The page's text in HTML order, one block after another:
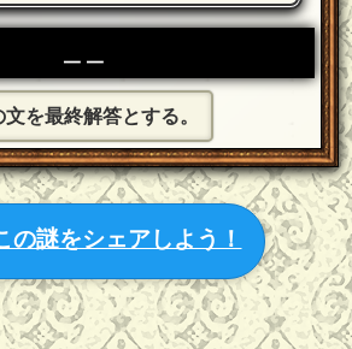
文を最終解答とする。
の謎をシェアしよう！